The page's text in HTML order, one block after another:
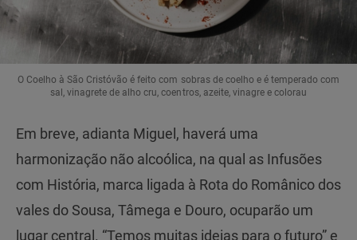
O Coelho à São Cristóvão é feito com sobras de coelho e é temperado com
sal, vinagrete de alho cru, coentros, azeite, vinagre e colorau
Em breve, adianta Miguel, haverá uma
harmonização não alcoólica, na qual as Infusões
com História, marca ligada à Rota do Românico dos
vales do Sousa, Tâmega e Douro, ocuparão um
lugar central. “Temos muitas ideias para o futuro” e